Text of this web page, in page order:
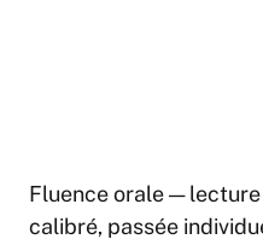
Fluence orale— lecture
calibré, passée